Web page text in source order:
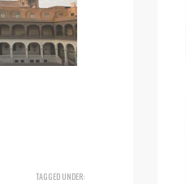
TAGGED UNDER: